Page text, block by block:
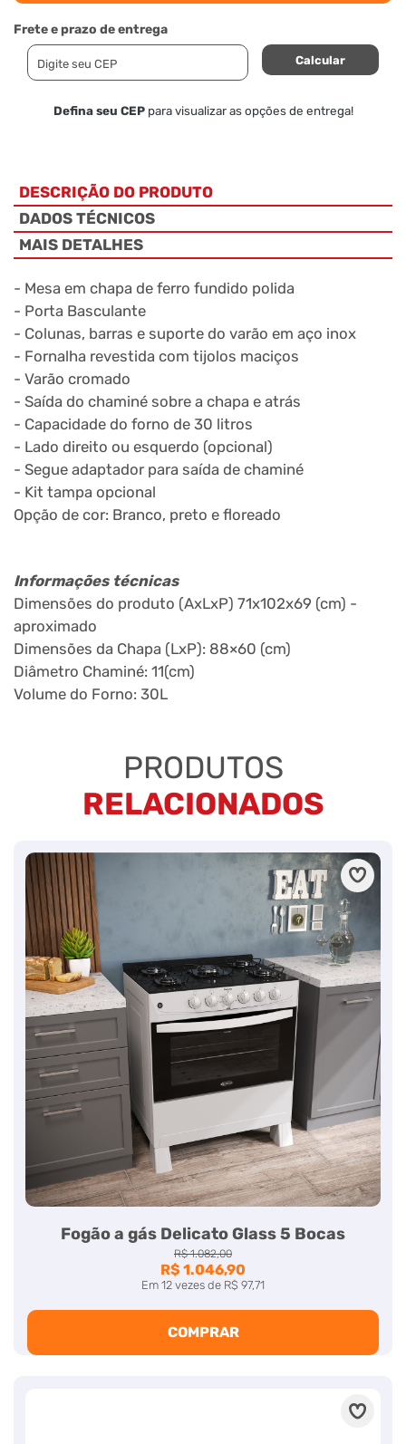
Frete e prazo de entrega
Calcular
Defina seu CEPpara visualizar as opções de entrega!
DESCRIÇÃO DO PRODUTO
DADOS TÉCNICOS
MAIS DETALHES
- Mesa em chapa de ferro fundido polida
- Porta Basculante
- Colunas, barras e suporte do varão em aço inox
- Fornalha revestida com tijolos maciços
- Varão cromado
- Saída do chaminé sobre a chapa e atrás
- Capacidade do forno de 30 litros
- Lado direito ou esquerdo (opcional)
- Segue adaptador para saída de chaminé
- Kit tampa opcional
Opção de cor: Branco, preto e floreado
Informações técnicas
Dimensões do produto (AxLxP) 71x102x69 (cm) -
aproximado
Dimensões da Chapa (LxP): 88×60 (cm)
Diâmetro Chaminé: 11(cm)
Volume do Forno: 30L
PRODUTOS
RELACIONADOS
Fogão a gás Delicato Glass 5 Bocas
R$ 1.082,00
R$ 1.046,90
Em 12 vezes de R$ 97,71
COMPRAR